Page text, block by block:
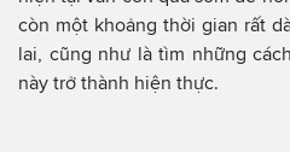
còn một khoảng thời gian rất
lai, cũng như là tìm những
này trở thành hiện thực.